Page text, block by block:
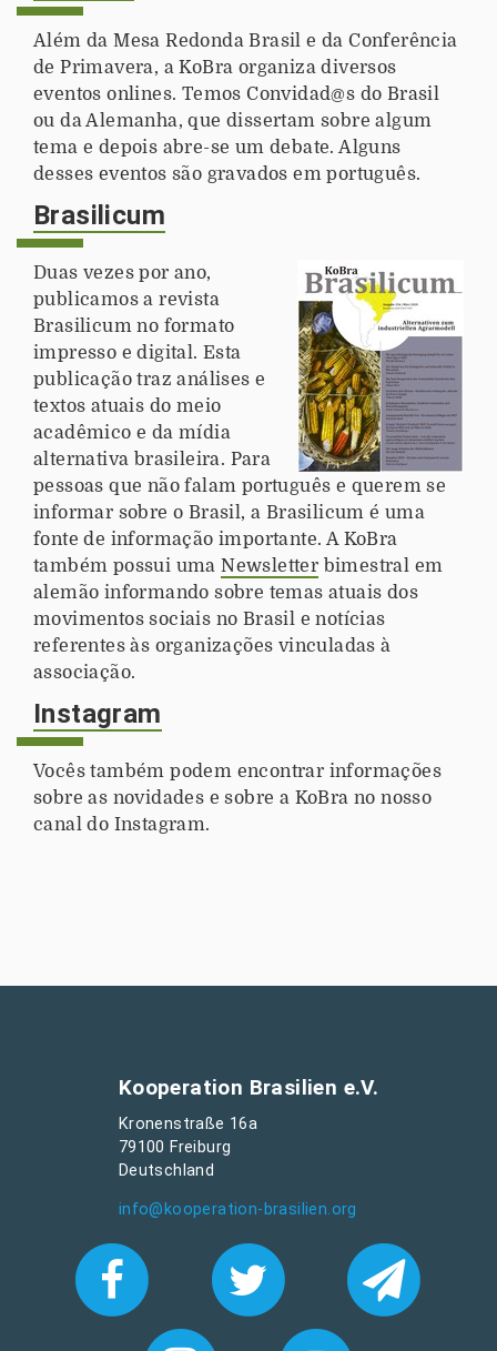
Além da Mesa Redonda Brasil e da Conferência
de Primavera, a KoBra organiza diversos
eventos onlines. Temos Convidad@s do Brasil
ou da Alemanha, que dissertam sobre algum
tema e depois abre-se um debate. Alguns
desses eventos são gravados em português.
Brasilicum
Duas vezes por ano,
publicamos a revista
Brasilicum no formato
impresso e digital. Esta
publicação traz análises e
textos atuais do meio
acadêmico e da mídia
alternativa brasileira. Para
pessoas que não falam português e querem se
informar sobre o Brasil, a Brasilicum é uma
fonte de informação importante. A KoBra
também possui umaNewsletter bimestral em
alemão informando sobre temas atuais dos
movimentos sociais no Brasil e notícias
referentes às organizações vinculadas à
associação.
Instagram
Vocês também podem encontrar informações
sobre as novidades e sobre a KoBra no nosso
canal do Instagram.
Kooperation Brasilien e.V.
Kronenstraße 16a
79100 Freiburg
Deutschland
info@kooperation-brasilien.org